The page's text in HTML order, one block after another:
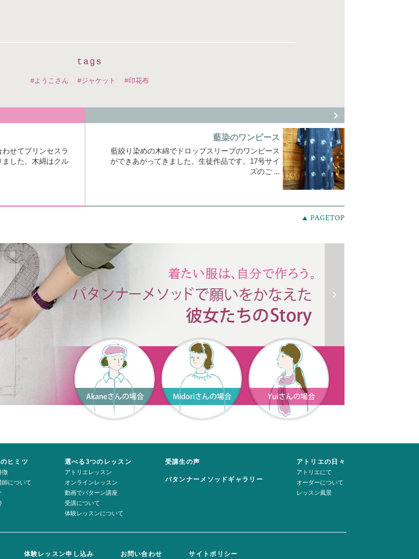
tags
ようこさん ジャケット 印花布
せてプリンセスラ
した。木綿はクル
藍染のワンピース
藍絞り染めの木綿でドロップスリーブのワンピース
ができあがってきました。生徒作品です。17号サイ
ズのご ...
ヒミツ
徴
師について
選べる3つのレッスン
アトリエレッスン
オンラインレッスン
動画でパターン講座
受講について
体験レッスンについて
受講生の声
パタンナーメソッドギャラリー
アトリエの日々
アトリエにて
オーダーについて
レッスン風景
体験レッスン申し込み お問い合わせ サイトポリシー